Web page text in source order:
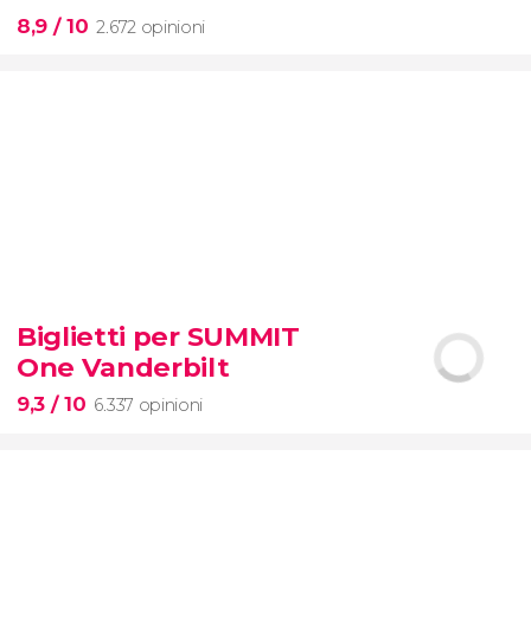
8,9 / 10 2.672 opinioni
guidata al Colosseo, al Foro Romanoe al
Palatinocon accesso prioritario
Biglietti per SUMMIT
One Vanderbilt
9,3 / 10 6.337 opinioni